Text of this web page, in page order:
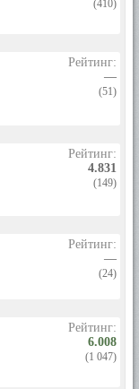
(410)
Рейтинг:
—
(51)
Рейтинг:
4.831
(149)
Рейтинг:
—
(24)
Рейтинг:
6.008
(1 047)